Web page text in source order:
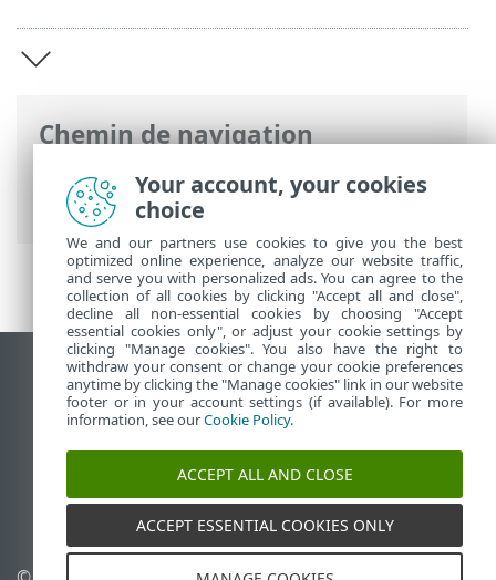
Chemin de navigation
Aide en ligne ESET>ESET PROTECT On-
Prem>Introduction
Afficher le site des postes de travail
End of Life
Base de connaissances ESET
Forum ESET
ESET Status Portal
Support régional
Your account, your cookies
choice
We and our partners use cookies to give you the best
optimized online experience, analyze our website traffic,
and serve you with personalized ads. You can agree to the
collection of all cookies by clicking "Accept all and close",
decline all non-essential cookies by choosing "Accept
essential cookies only", or adjust your cookie settings by
clicking "Manage cookies". You also have the right to
withdraw your consent or change your cookie preferences
anytime by clicking the "Manage cookies" link in our website
footer or in your account settings (if available). For more
information, see ourCookie Policy.
ACCEPT ALL AND CLOSE
ACCEPT ESSENTIAL COOKIES ONLY